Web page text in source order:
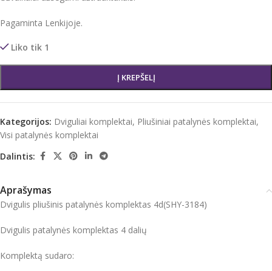
Pagaminta Lenkijoje.
Liko tik 1
Į KREPŠELĮ
Kategorijos: Dviguliai komplektai, Pliušiniai patalynės komplektai,
Visi patalynės komplektai
Dalintis:
Aprašymas
Dvigulis pliušinis patalynės komplektas 4d(SHY-3184)
Dvigulis patalynės komplektas 4 dalių
Komplektą sudaro: